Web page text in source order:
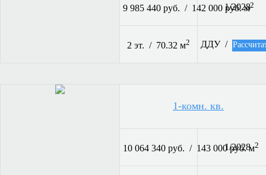
9 985 440 руб. / 142 000 руб. м2
1/2028
2 эт. / 70.32 м2 ДДУ /
1-комн. кв.
10 064 340 руб. / 143 000 руб. м2
1/2028